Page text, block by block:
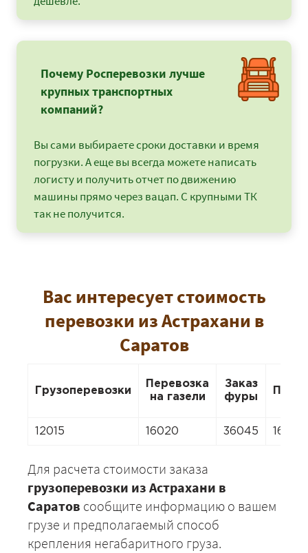
Почему Росперевозки лучше
крупных транспортных
компаний?
Вы сами выбираете сроки доставки и время
погрузки. А еще вы всегда можете написать
логисту и получить отчет по движению
машины прямо через вацап. С крупными ТК
так не получится.
Вас интересует стоимость
перевозки из Астрахани в
Саратов
Грузоперевозки
Перевозка
на газели
Заказ
фуры
12015 16020 36045 16020
Для расчета стоимости заказа
грузоперевозки из Астрахани в
Саратов сообщите информацию о вашем
грузе и предполагаемый способ
крепления негабаритного груза.